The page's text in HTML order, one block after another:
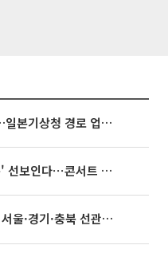
태풍 '돌핀' 오키나와 접근…일본기상청 경로 업데이트
빅뱅, 20주년 기념 '새 뱅봉' 선보인다⋯콘서트 앞두고 팝업 개최
북 선관위 등 추가 압수수색